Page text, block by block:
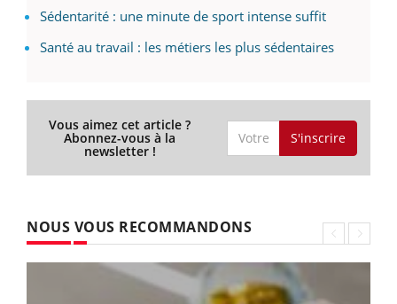
Sédentarité : une minute de sport intense suffit
Santé au travail : les métiers les plus sédentaires
Vous aimez cet article ?
Abonnez-vous à la
newsletter !
S'inscrire
NOUS VOUS RECOMMANDONS